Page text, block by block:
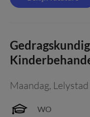
Maandag, Lelystad
WO